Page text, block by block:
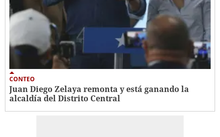
CONTEO
Juan Diego Zelaya remonta y está ganando la
alcaldía del Distrito Central